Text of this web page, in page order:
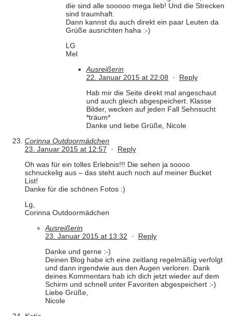
die sind alle sooooo mega lieb! Und die Strecken
sind traumhaft.
Dann kannst du auch direkt ein paar Leuten da
Grüße ausrichten haha :-)
LG
Mel
Ausreißerin
22. Januar 2015 at 22:08 · Reply
Hab mir die Seite direkt mal angeschaut
und auch gleich abgespeichert. Klasse
Bilder, wecken auf jeden Fall Sehnsucht
*träum*
Danke und liebe Grüße, Nicole
Corinna Outdoormädchen
23. Januar 2015 at 12:57 · Reply
Oh was für ein tolles Erlebnis!!! Die sehen ja soooo
schnuckelig aus – das steht auch noch auf meiner Bucket
List!
Danke für die schönen Fotos :)
Lg,
Corinna Outdoormädchen
Ausreißerin
23. Januar 2015 at 13:32 · Reply
Danke und gerne :-)
Deinen Blog habe ich eine zeitlang regelmäßig verfolgt
und dann irgendwie aus den Augen verloren. Dank
deines Kommentars hab ich dich jetzt wieder auf dem
Schirm und schnell unter Favoriten abgespeichert :-)
Liebe Grüße,
Nicole